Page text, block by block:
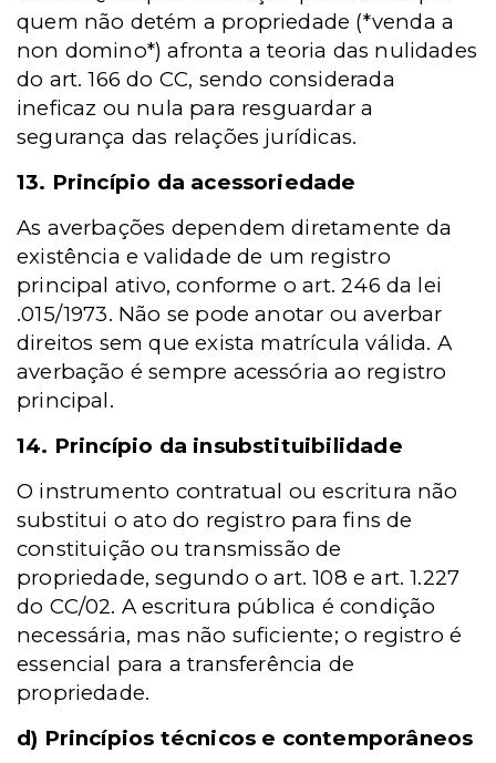
quem não detém a propriedade (*venda a
non domino*) afronta a teoria das nulidades
do art. 166 do CC, sendo considerada
ineficaz ou nula para resguardar a
segurança das relações jurídicas.
13. Princípio da acessoriedade
As averbações dependem diretamente da
existência e validade de um registro
principal ativo, conforme o art. 246 da lei
.015/1973. Não se pode anotar ou averbar
direitos sem que exista matrícula válida. A
averbação é sempre acessória ao registro
principal.
14. Princípio da insubstituibilidade
O instrumento contratual ou escritura não
substitui o ato do registro para fins de
constituição ou transmissão de
propriedade, segundo o art. 108 e art. 1.227
do CC/02. A escritura pública é condição
necessária, mas não suficiente; o registro é
essencial para a transferência de
propriedade.
d) Princípios técnicos e contemporâneos